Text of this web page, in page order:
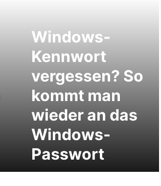
Windows-
Kennwort
vergessen? So
kommt man
wieder an das
Windows-
Passwort